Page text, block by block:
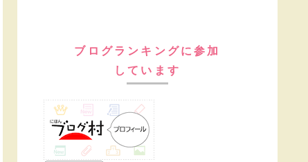
ブログランキングに参加
しています